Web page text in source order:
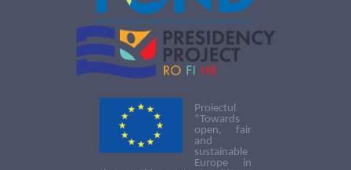
Proiectul
“Towards
open, fair
and
sustainable
Europe in